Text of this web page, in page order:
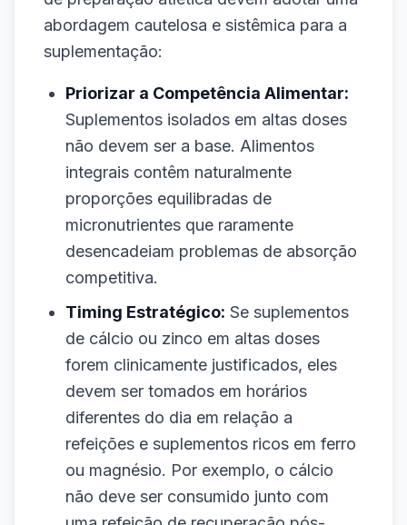
abordagem cautelosa e sistêmica para a
suplementação:
Priorizar a Competência Alimentar:
Suplementos isolados em altas doses
não devem ser a base. Alimentos
integrais contêm naturalmente
proporções equilibradas de
micronutrientes que raramente
desencadeiam problemas de absorção
competitiva.
Timing Estratégico: Se suplementos
de cálcio ou zinco em altas doses
forem clinicamente justificados, eles
devem ser tomados em horários
diferentes do dia em relação a
refeições e suplementos ricos em ferro
ou magnésio. Por exemplo, o cálcio
não deve ser consumido junto com